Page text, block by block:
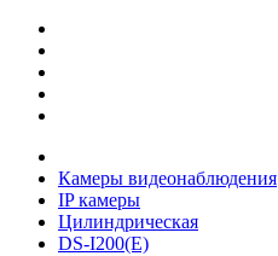
Камеры видеонаблюдения
IP камеры
Цилиндрическая
DS-I200(Е)